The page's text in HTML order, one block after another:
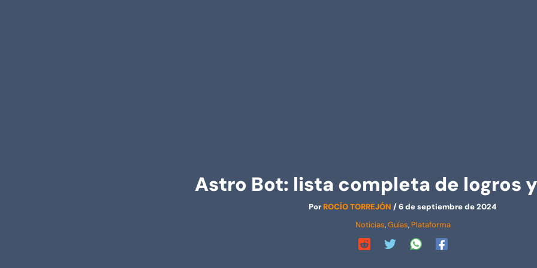
Astro Bot: lista completa de logros
PorROCÍO TORREJÓN /6 de septiembre de 2024
Noticias,Guías, Plataforma